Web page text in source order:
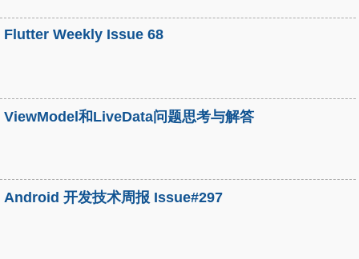
Flutter Weekly Issue 68
ViewModel和LiveData问题思考与解答
Android 开发技术周报 Issue#297